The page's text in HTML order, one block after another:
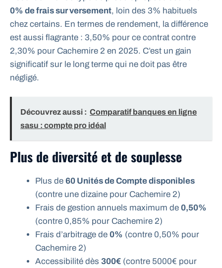
0% de frais sur versement, loin des 3% habituels
chez certains. En termes de rendement, la différence
est aussi flagrante : 3,50% pour ce contrat contre
2,30% pour Cachemire 2 en 2025. C’est un gain
significatif sur le long terme qui ne doit pas être
négligé.
Découvrez aussi : Comparatif banques en ligne
sasu : compte pro idéal
Plus de diversité et de souplesse
Plus de 60 Unités de Compte disponibles
(contre une dizaine pour Cachemire 2)
Frais de gestion annuels maximum de 0,50%
(contre 0,85% pour Cachemire 2)
Frais d’arbitrage de 0% (contre 0,50% pour
Cachemire 2)
Accessibilité dès 300€ (contre 5000€ pour